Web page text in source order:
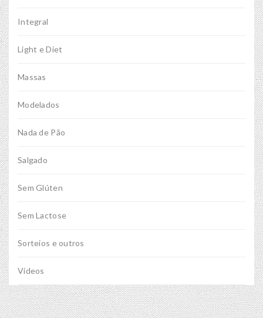
Integral
Light e Diet
Massas
Modelados
Nada de Pão
Salgado
Sem Glúten
Sem Lactose
Sorteios e outros
Vídeos